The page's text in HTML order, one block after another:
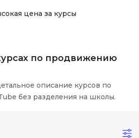
цена за курсы
по продвижению
описание курсов по
без разделения на школы.